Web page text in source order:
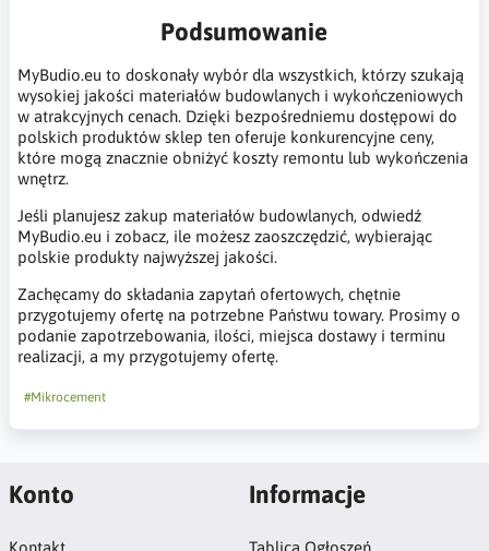
Podsumowanie
MyBudio.eu to doskonały wybór dla wszystkich, którzy szukają
wysokiej jakości materiałów budowlanych i wykończeniowych
w atrakcyjnych cenach. Dzięki bezpośredniemu dostępowi do
polskich produktów sklep ten oferuje konkurencyjne ceny,
które mogą znacznie obniżyć koszty remontu lub wykończenia
wnętrz.
Jeśli planujesz zakup materiałów budowlanych, odwiedź
MyBudio.eu i zobacz, ile możesz zaoszczędzić, wybierając
polskie produkty najwyższej jakości.
Zachęcamy do składania zapytań ofertowych, chętnie
przygotujemy ofertę na potrzebne Państwu towary. Prosimy o
podanie zapotrzebowania, ilości, miejsca dostawy i terminu
realizacji, a my przygotujemy ofertę.
#Mikrocement
Konto
Kontakt
Informacje
Tablica Ogłoszeń